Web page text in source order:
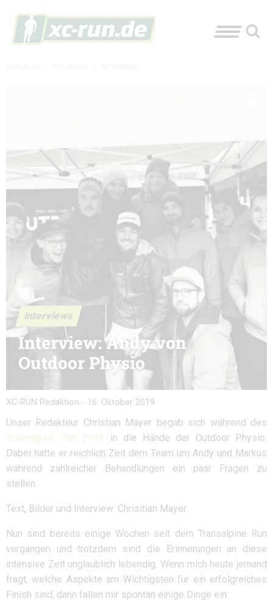
Interviews
Interview: Andy von
Outdoor Physio
XC-RUN Redaktion - 16. Oktober 2019
Unser Redakteur Christian Mayer begab sich während des
Transalpine Run 2019 in die Hände der Outdoor Physio.
Dabei hatte er reichlich Zeit dem Team um Andy und Markus
während zahlreicher Behandlungen ein paar Fragen zu
stellen.
Text, Bilder und Interview: Chrisitian Mayer:
Nun sind bereits einige Wochen seit dem Transalpine Run
vergangen und trotzdem sind die Erinnerungen an diese
intensive Zeit unglaublich lebendig. Wenn mich heute jemand
fragt, welche Aspekte am Wichtigsten für ein erfolgreiches
Finish sind, dann fallen mir spontan einige Dinge ein: